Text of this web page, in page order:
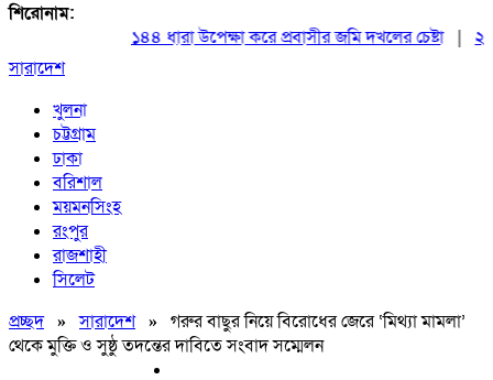
শিরোনাম:
১৪৪ ধারা উপেক্ষা করে প্রবাসীর জমি দখলের চেষ্টা| ২০
সারাদেশ
খুলনা
চট্টগ্রাম
ঢাকা
বরিশাল
ময়মনসিংহ
রংপুর
রাজশাহী
সিলেট
প্রচ্ছদ»সারাদেশ» গরুর বাছুর নিয়ে বিরোধের জেরে ‘মিথ্যা মামলা’
থেকে মুক্তি ও সুষ্ঠু তদন্তের দাবিতে সংবাদ সম্মেলন